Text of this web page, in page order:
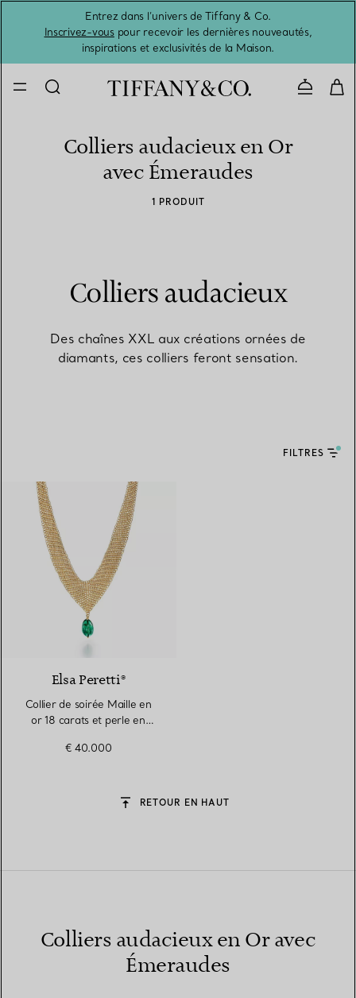
Entrez dans l’univers de Tiffany & Co.
Inscrivez-vouspour recevoir les dernières nouveautés,
inspirations et exclusivités de la Maison.
Colliers audacieux en Or
avec Émeraudes
1 PRODUIT
Colliers audacieux
Des chaînes XXL aux créations ornées de
diamants, ces colliers feront sensation.
FILTRES
Elsa Peretti®
Collier de soirée Maille en
or 18 carats et perle en
€ 40.000
RETOUR EN HAUT
Colliers audacieux en Or avec
Émeraudes